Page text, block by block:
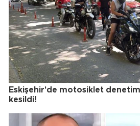
Eskişehir'de motosiklet
kesildi!